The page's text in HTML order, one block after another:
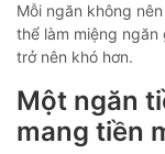
Mỗi ngăn không
thể làm miệng
trở nên khó hơn.
Một ngăn
mang tiền